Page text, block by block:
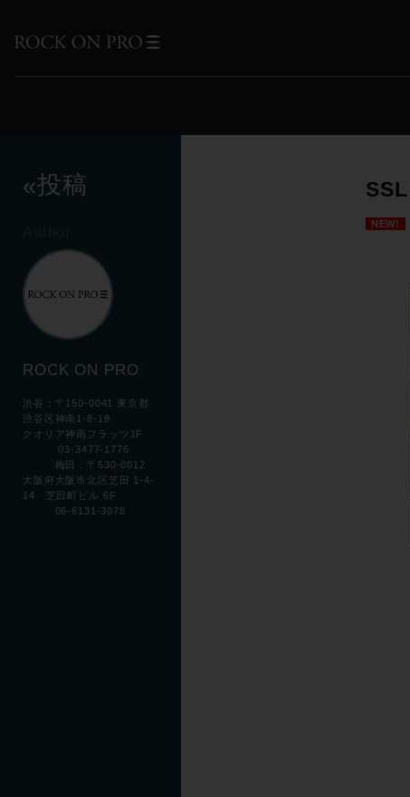
«投稿
ROCK ON PRO
渋谷：〒150-0041 東京都
渋谷区神南1-8-18
クオリア神南フラッツ1F
03-3477-1776
梅田：〒530-0012
大阪府大阪市北区芝田 1-4-
14 芝田町ビル 6F
06-6131-3078
NEW!